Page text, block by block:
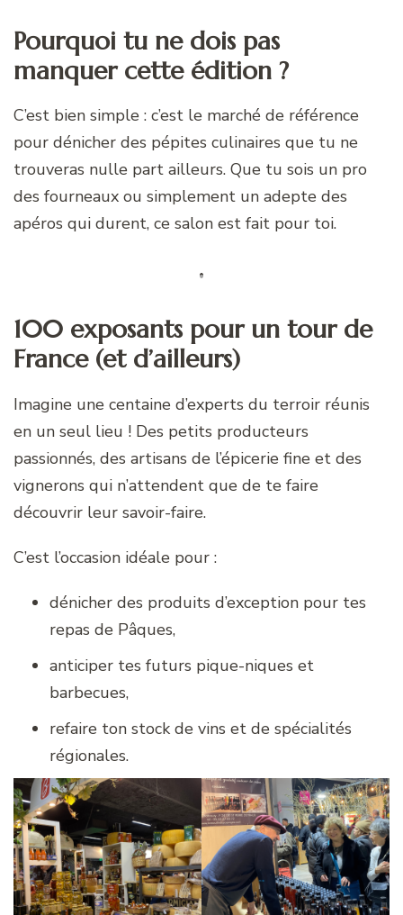
Pourquoi tu ne dois pas
manquer cette édition ?
C’est bien simple : c’est le marché de référence
pour dénicher des pépites culinaires que tu ne
trouveras nulle part ailleurs. Que tu sois un pro
des fourneaux ou simplement un adepte des
apéros qui durent, ce salon est fait pour toi.
100 exposants pour un tour de
France (et d’ailleurs)
Imagine une centaine d’experts du terroir réunis
en un seul lieu ! Des petits producteurs
passionnés, des artisans de l’épicerie fine et des
vignerons qui n’attendent que de te faire
découvrir leur savoir-faire.
C’est l’occasion idéale pour :
dénicher des produits d’exception pour tes
repas de Pâques,
anticiper tes futurs pique-niques et
barbecues,
refaire ton stock de vins et de spécialités
régionales.